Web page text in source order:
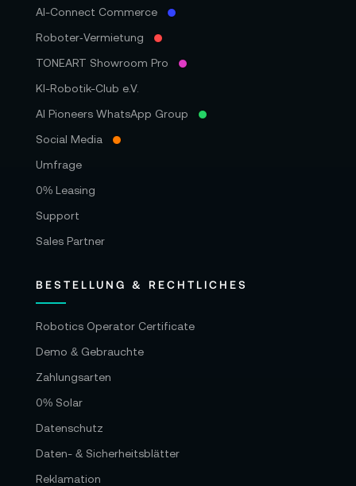
AI-Connect Commerce
Roboter‑Vermietung
TONEART Showroom Pro
KI-Robotik-Club e.V.
AI Pioneers WhatsApp Group
Social Media
Umfrage
0% Leasing
Support
Sales Partner
BESTELLUNG & RECHTLICHES
Robotics Operator Certificate
Demo & Gebrauchte
Zahlungsarten
0% Solar
Datenschutz
Daten- & Sicherheitsblätter
Reklamation